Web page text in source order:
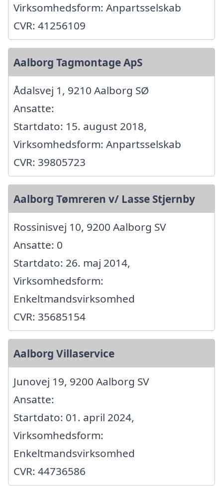
Virksomhedsform: Anpartsselskab
CVR: 41256109
Aalborg Tagmontage ApS
Ådalsvej 1, 9210 Aalborg SØ
Ansatte:
Startdato: 15. august 2018,
Virksomhedsform: Anpartsselskab
CVR: 39805723
Aalborg Tømreren v/ Lasse Stjernby
Rossinisvej 10, 9200 Aalborg SV
Ansatte: 0
Startdato: 26. maj 2014,
Virksomhedsform:
Enkeltmandsvirksomhed
CVR: 35685154
Aalborg Villaservice
Junovej 19, 9200 Aalborg SV
Ansatte:
Startdato: 01. april 2024,
Virksomhedsform:
Enkeltmandsvirksomhed
CVR: 44736586